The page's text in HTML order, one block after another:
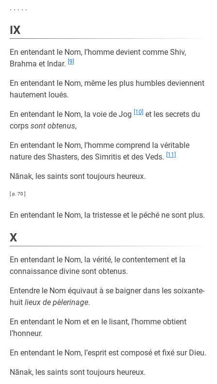
. . . . .
IX
En entendant le Nom, l’homme devient comme Shiv,
Brahma et Indar. [9]
En entendant le Nom, même les plus humbles deviennent
hautement loués.
En entendant le Nom, la voie de Jog [10] et les secrets du
corps sont obtenus,
En entendant le Nom, l’homme comprend la véritable
nature des Shasters, des Simritis et des Veds.
[11]
Nānak, les saints sont toujours heureux.
[ p. 70 ]
En entendant le Nom, la tristesse et le péché ne sont plus.
X
En entendant le Nom, la vérité, le contentement et la
connaissance divine sont obtenus.
Entendre le Nom équivaut à se baigner dans les soixante-
huit lieux de pèlerinage.
En entendant le Nom et en le lisant, l’homme obtient
l’honneur.
En entendant le Nom, l’esprit est composé et fixé sur Dieu.
Nānak, les saints sont toujours heureux.